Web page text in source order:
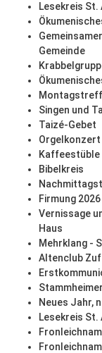
Lesekreis St.
Gemeinde
Singen und
Taizé-Gebet
Kaffeestüble
Bibelkreis
Firmung 2026
Vernissage
Haus
Mehrklang -
Altenclub
Neues Jahr,
Lesekreis St.